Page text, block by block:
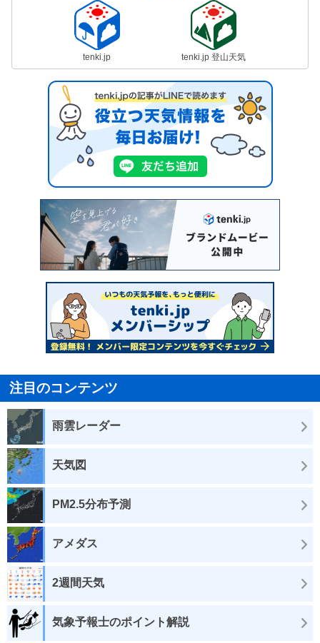
tenki.jp tenki.jp 登山天気
注目のコンテンツ
雨雲レーダー
天気図
PM2.5分布予測
アメダス
2週間天気
気象予報士のポイント解説